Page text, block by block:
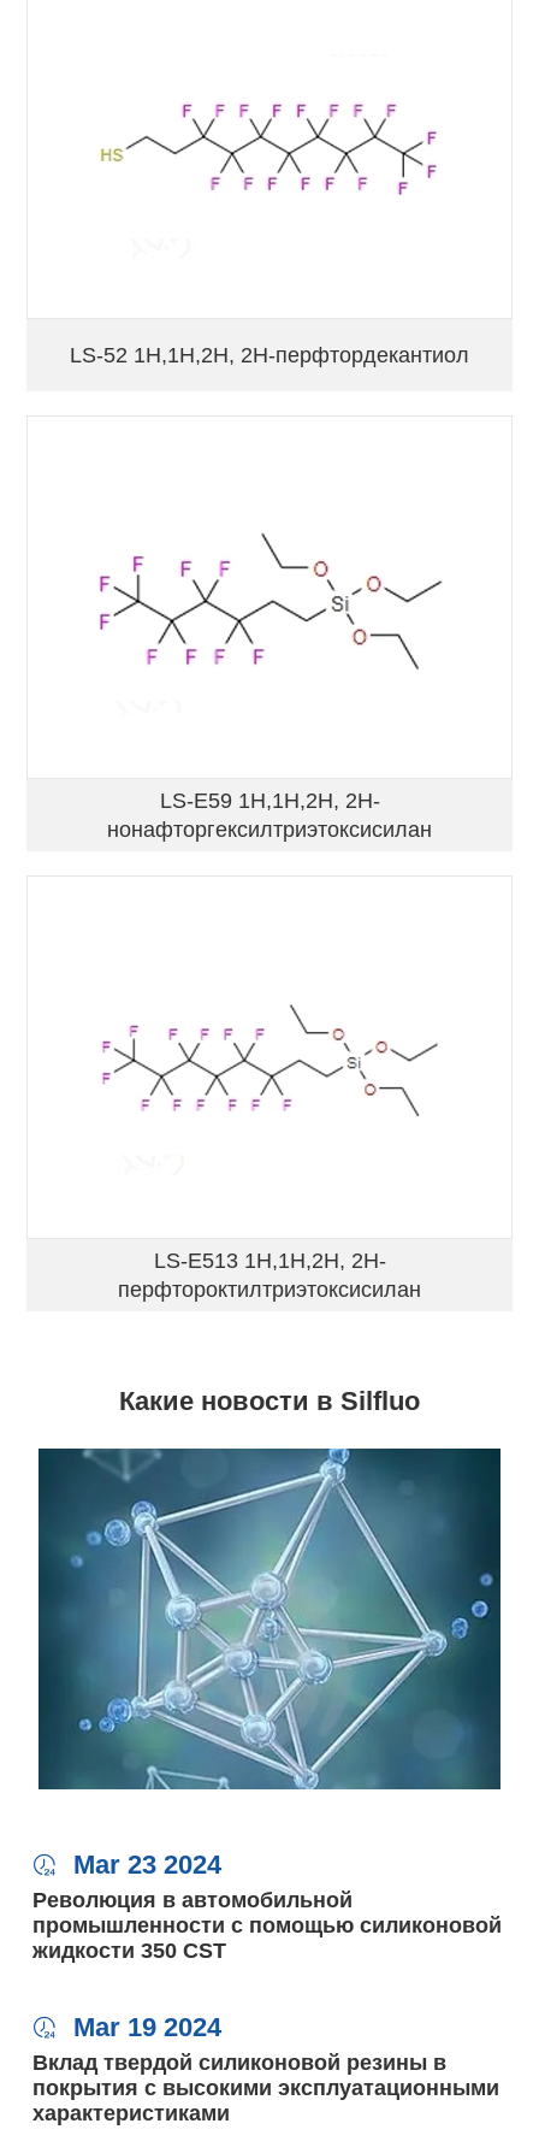
LS-52 1H,1H,2H, 2H-перфтордекантиол
LS-E59 1H,1H,2H, 2H-
нонафторгексилтриэтоксисилан
LS-E513 1H,1H,2H, 2H-
перфтороктилтриэтоксисилан
Какие новости в Silfluo
 Mar 23 2024
Революция в автомобильной
промышленности с помощью силиконовой
жидкости 350 CST
 Mar 19 2024
Вклад твердой силиконовой резины в
покрытия с высокими эксплуатационными
характеристиками